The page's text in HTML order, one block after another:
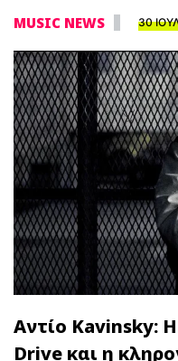
MUSIC NEWS 30
Αντίο Kavinsky:
Drive και η